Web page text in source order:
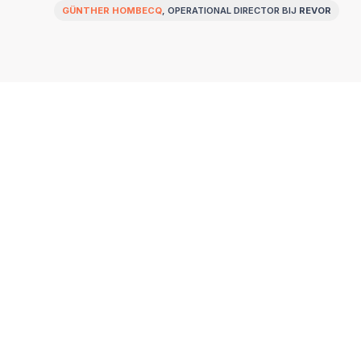
GÜNTHER HOMBECQ , OPERATIONAL DIRECTOR BIJ REVOR